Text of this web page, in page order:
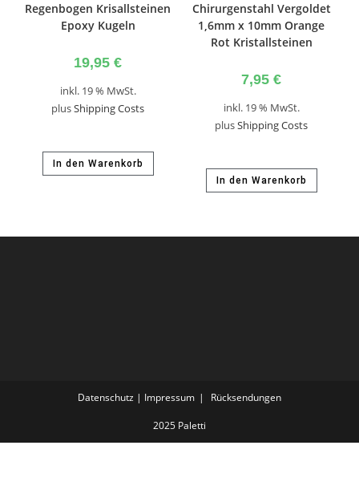
Regenbogen Krisallsteinen
Epoxy Kugeln
19,95 €
inkl. 19 % MwSt.
plusShipping Costs
In den Warenkorb
Chirurgenstahl Vergoldet
1,6mm x 10mm Orange
Rot Kristallsteinen
7,95 €
inkl. 19 % MwSt.
plusShipping Costs
In den Warenkorb
Datenschutz | Impressum Rücksendungen
2025 Paletti